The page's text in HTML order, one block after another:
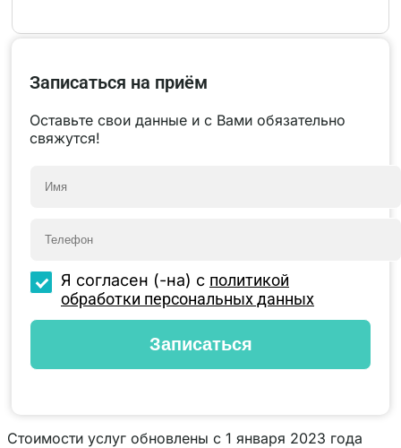
Записаться на приём
Оставьте свои данные и с Вами обязательно
свяжутся!
Я согласен (-на) с политикой
обработки персональных данных
Стоимости услуг обновлены с 1 января 2023 года